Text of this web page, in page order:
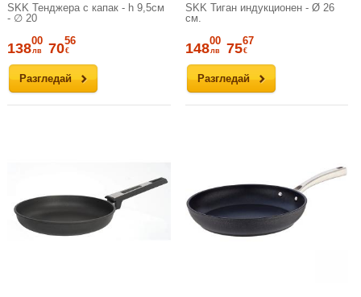
SKK Тенджера с капак - h 9,5см
- ∅ 20
Разгледай
13800
лв 7056
€
SKK Тиган индукционен - Ø 26
см.
Разгледай
14800
лв 7567
€